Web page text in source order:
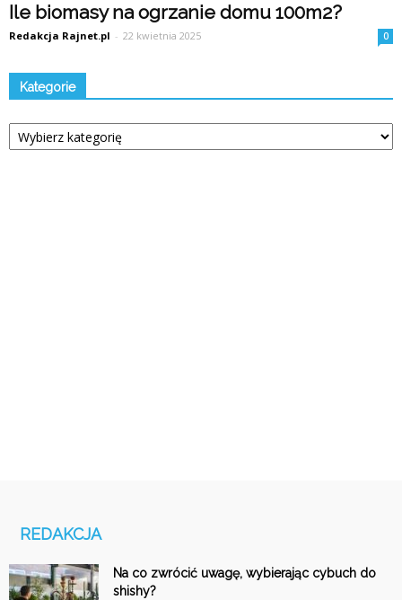
Ile biomasy na ogrzanie domu 100m2?
Redakcja Rajnet.pl - 22 kwietnia 2025 0
Kategorie
Kategorie
REDAKCJA
Na co zwrócić uwagę, wybierając cybuch do
shishy?